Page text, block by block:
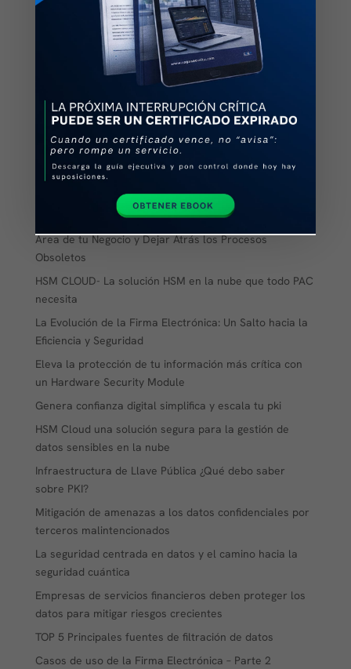
digitales
La próxima interrupción crítica no vendrá de un ataque
HSM Físico vs HSM en la Nube: una decisión clave para
en Latinoamérica
HSM en la nube: la jugada inteligente que muchos PAC
ya están adoptando.
¿Por qué migrar de un HSM físico a un HSM en la nube
es una movida estratégica en 2025?
El Poder de la Firma Electrónica: Cómo Blindar Cada
Área de tu Negocio y Dejar Atrás los Procesos
Obsoletos
HSM CLOUD- La solución HSM en la nube que todo PAC
necesita
La Evolución de la Firma Electrónica: Un Salto hacia la
Eficiencia y Seguridad
Eleva la protección de tu información más crítica con
un Hardware Security Module
Genera confianza digital simplifica y escala tu pki
HSM Cloud una solución segura para la gestión de
datos sensibles en la nube
Infraestructura de Llave Pública ¿Qué debo saber
sobre PKI?
Mitigación de amenazas a los datos confidenciales por
terceros malintencionados
La seguridad centrada en datos y el camino hacia la
seguridad cuántica
Empresas de servicios financieros deben proteger los
datos para mitigar riesgos crecientes
TOP 5 Principales fuentes de filtración de datos
Casos de uso de la Firma Electrónica – Parte 2